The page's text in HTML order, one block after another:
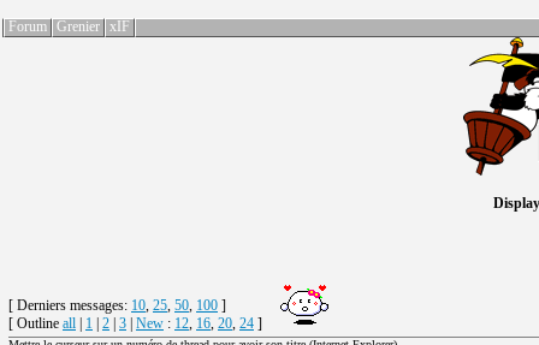
Forum Grenier xIF
[ Derniers messages: 10, 25, 50, 100 ]
[ Outline all 1 2 3 New : 12, 16, 20, 24 ]